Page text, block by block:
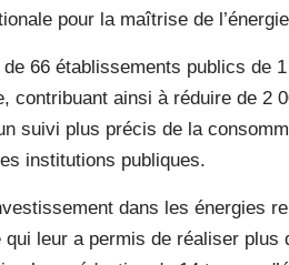
pour la maîtrise de
de 66 établissements publics de
contribuant ainsi à réduire de 2
suivi plus précis de la
institutions publiques.
dans les énergies
leur a permis de réaliser plus